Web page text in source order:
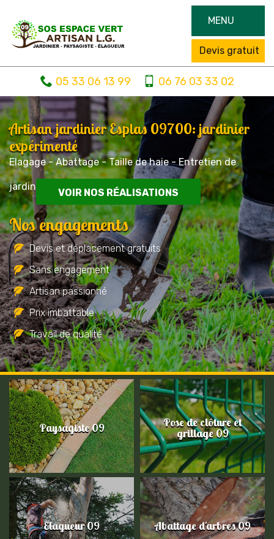
MENU
Devis gratuit
05 33 06 13 99 06 76 03 33 02
Artisan jardinier Esplas 09700: jardinier
expérimenté
Elagage - Abattage - Taille de haie - Entretien de
jardin
VOIR NOS RÉALISATIONS
Nos engagements
Devis et déplacement gratuits
Sans engagement
Artisan passionné
Prix imbattable
Travail de qualité
Paysagiste 09 Pose de clôture et
grillage 09
Elagueur 09 Abattage d'arbres 09